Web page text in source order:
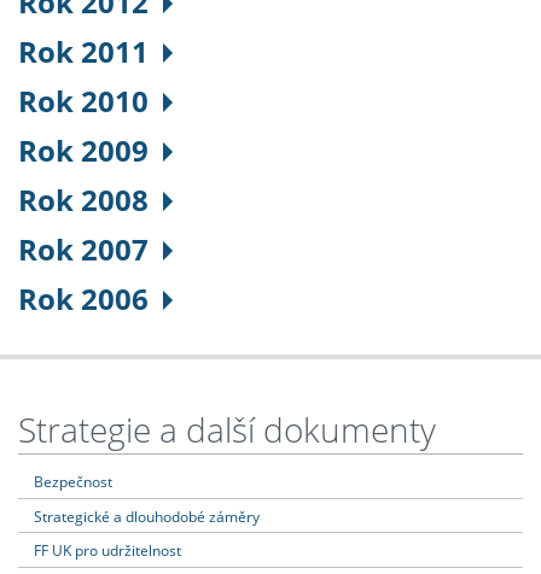
Rok 2011
Rok 2010
Rok 2009
Rok 2008
Rok 2007
Rok 2006
Strategie a další dokumenty
Bezpečnost
Strategické a dlouhodobé záměry
FF UK pro udržitelnost